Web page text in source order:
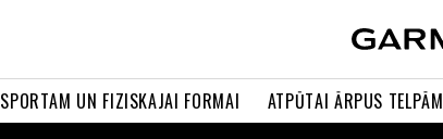
SPORTAM UN FIZISKAJAI FORMAI ATPŪTAI ĀRPUS TELPĀM